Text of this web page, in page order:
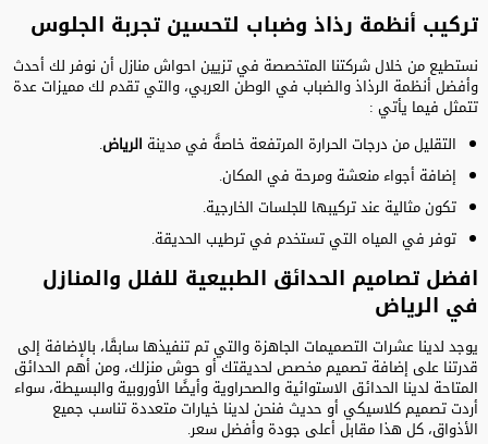
تركيب أنظمة رذاذ وضباب لتحسين تجربة الجلوس
نستطيع من خلال شركتنا المتخصصة في تزيين احواش منازل أن نوفر لك أحدث
وأفضل أنظمة الرذاذ والضباب في الوطن العربي، والتي تقدم لك مميزات عدة
تتمثل فيما يأتي :
التقليل من درجات الحرارة المرتفعة خاصةً في مدينة الرياض.
إضافة أجواء منعشة ومرحة في المكان.
تكون مثالية عند تركيبها للجلسات الخارجية.
توفر في المياه التي تستخدم في ترطيب الحديقة.
افضل تصاميم الحدائق الطبيعية للفلل والمنازل
في الرياض
يوجد لدينا عشرات التصميمات الجاهزة والتي تم تنفيذها سابقًا، بالإضافة إلى
قدرتنا على إضافة تصميم مخصص لحديقتك أو حوش منزلك، ومن أهم الحدائق
المتاحة لدينا الحدائق الاستوائية والصحراوية وأيضًا الأوروبية والبسيطة، سواء
أردت تصميم كلاسيكي أو حديث فنحن لدينا خيارات متعددة تناسب جميع
الأذواق، كل هذا مقابل أعلى جودة وأفضل سعر.